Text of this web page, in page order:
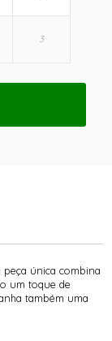
peça única combina
um toque de
também uma